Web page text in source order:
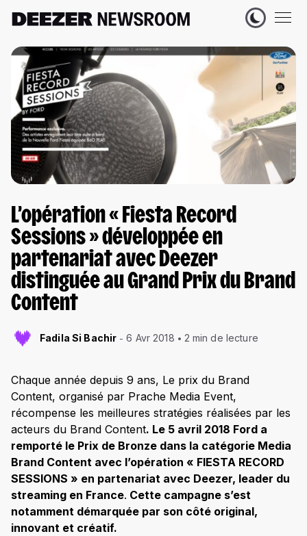
L’opération « Fiesta Record
Sessions » développée en
partenariat avec Deezer
distinguée au Grand Prix du Brand
Content
Fadila Si Bachir 6 Avr 2018 2 min de lecture
Chaque année depuis 9 ans, Le prix du Brand
Content, organisé par Prache Media Event,
récompense les meilleures stratégies réalisées par les
acteurs du Brand Content. Le 5 avril 2018 Ford a
remporté le Prix de Bronze dans la catégorie Media
Brand Content avec l’opération « FIESTA RECORD
SESSIONS » en partenariat avec Deezer, leader du
streaming en France. Cette campagne s’est
notamment démarquée par son côté original,
innovant et créatif.